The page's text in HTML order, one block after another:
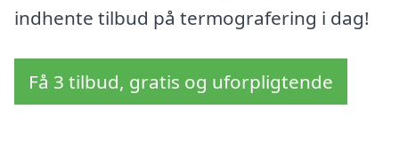
indhente tilbud på termografering i dag!
Få 3 tilbud, gratis og uforpligtende